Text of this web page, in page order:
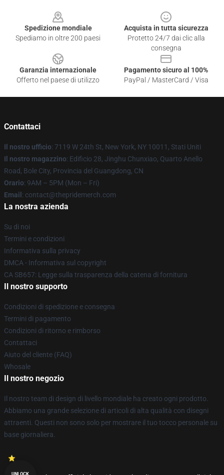
Spedizione mondiale
Spediamo in oltre 200 paesi
Acquista in tutta sicurezza
Protetto 24/7 dai clic alla
consegna
Garanzia internazionale
Offerto nel paese di utilizzo
Pagamento sicuro al 100%
PayPal / MasterCard / Visa
Contattaci
Il nostro ufficio: 7119 W 24th St, New York, NY 10011, Stati Uniti
Il nostro magazzino: Edificio 28, Jinghu Chunxiao, Quarto Anello
Road, Bole City, Provincia del Guangdong, CN
Orario: 9AM – 5PM (Mon – Fri)
Email : contact@thepridemerch.com
La nostra azienda
Su di noi
Termini e condizioni
Informativa sulla privacy
DMCA - Informativa sul copyright
CA SB657: Legge sulla trasparenza della catena di fornitura
Il nostro supporto
Condizioni di spedizione e consegna
Termini di pagamento
Condizioni di ritorno e rimborso
Contattaci
Aiuto del cliente (FAQ)
Whosale
Il nostro negozio
Il nostro team di design di livello mondiale ha creato ogni prodotto.
Abbiamo una grande selezione di articoli di alta qualità con disegni
attraenti. Questi non sono solo per mostrare il tuo tocco personale su
base giornaliera.
UNLOCK